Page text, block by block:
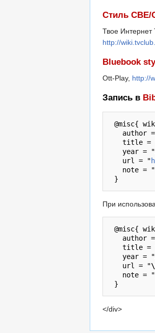
Стиль CBE/
Твое
http://
Bluebook
Ott-Play, http://
Запись в
   url = "
При
   url = "
</div>